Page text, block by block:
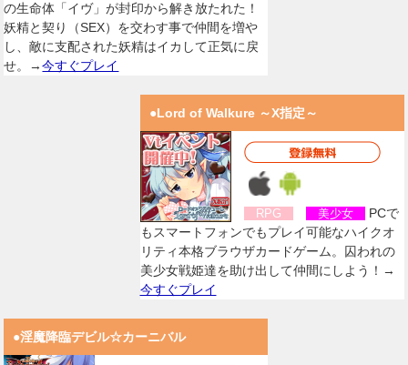
の生命体「イヴ」が封印から解き放たれた！
妖精と契り（SEX）を交わす事で仲間を増や
し、敵に支配された妖精はイカして正気に戻
せ。→今すぐプレイ
●Lord of Walkure ～X指定～
RPG 美少女
PCで
もスマートフォンでもプレイ可能なハイクオ
リティ本格ブラウザカードゲーム。囚われの
美少女戦姫達を助け出して仲間にしよう！→
今すぐプレイ
●淫魔降臨デビル☆カーニバル